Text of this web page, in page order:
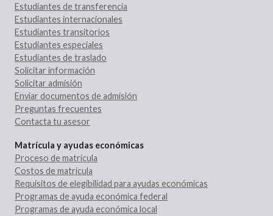
Estudiantes de transferencia
Estudiantes internacionales
Estudiantes transitorios
Estudiantes especiales
Estudiantes de traslado
Solicitar información
Solicitar admisión
Enviar documentos de admisión
Preguntas frecuentes
Contacta tu asesor
Matrícula y ayudas económicas
Proceso de matrícula
Costos de matrícula
Requisitos de elegibilidad para ayudas económicas
Programas de ayuda económica federal
Programas de ayuda económica local